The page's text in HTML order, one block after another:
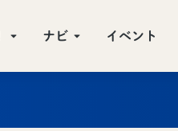
ナビ イベント